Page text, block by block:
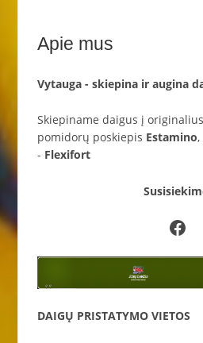
Apie mus
Vytauga - skiepina ir augina
Skiepiname daigus į
pomidorų poskiepis Estamino
- Flexifort
DAIGŲ PRISTATYMO VIETOS